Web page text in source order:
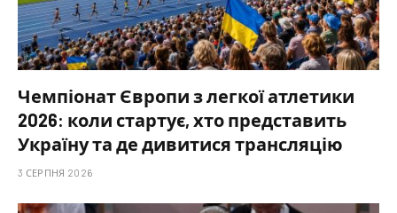
Чемпіонат Європи з легкої атлетики
2026: коли стартує, хто представить
Україну та де дивитися трансляцію
3 СЕРПНЯ 2026